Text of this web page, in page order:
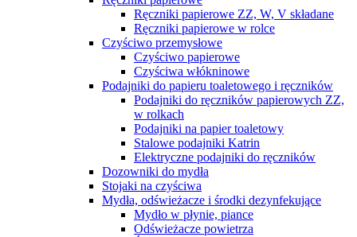
Ręczniki papierowe ZZ, W, V składane
Ręczniki papierowe w rolce
Czyściwo przemysłowe
Czyściwo papierowe
Czyściwa włókninowe
Podajniki do papieru toaletowego i ręczników
Podajniki do ręczników papierowych ZZ,
w rolkach
Podajniki na papier toaletowy
Stalowe podajniki Katrin
Elektryczne podajniki do ręczników
Dozowniki do mydła
Stojaki na czyściwa
Mydła, odświeżacze i środki dezynfekujące
Mydło w płynie, piance
Odświeżacze powietrza